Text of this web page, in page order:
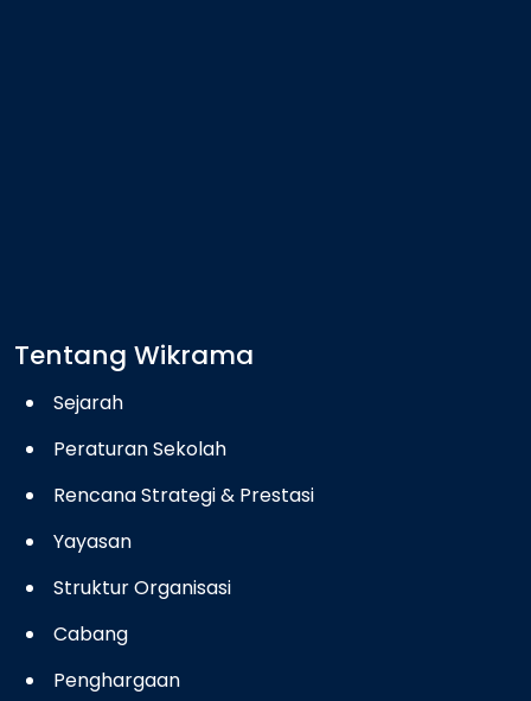
Tentang Wikrama
Sejarah
Peraturan Sekolah
Rencana Strategi & Prestasi
Yayasan
Struktur Organisasi
Cabang
Penghargaan